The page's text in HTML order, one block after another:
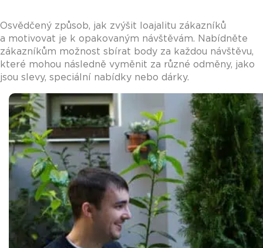
Osvědčený způsob, jak zvýšit loajalitu zákazníků
a motivovat je k opakovaným návštěvám. Nabídněte
zákazníkům možnost sbírat body za každou návštěvu,
které mohou následně vyměnit za různé odměny, jako
jsou slevy, speciální nabídky nebo dárky.